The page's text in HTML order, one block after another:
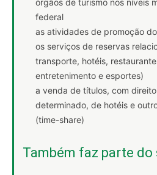
órgãos de turismo nos níveis
federal
as atividades de promoção
os serviços de reservas
transporte, hotéis,
entretenimento e esportes)
a venda de títulos, com
determinado, de hotéis e
(time-share)
Também faz parte